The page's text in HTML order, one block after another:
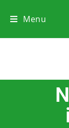
Menu